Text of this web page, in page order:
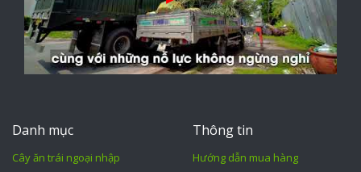
Danh mục
Cây ăn trái ngoại nhập
Thông tin
Hướng dẫn mua hàng